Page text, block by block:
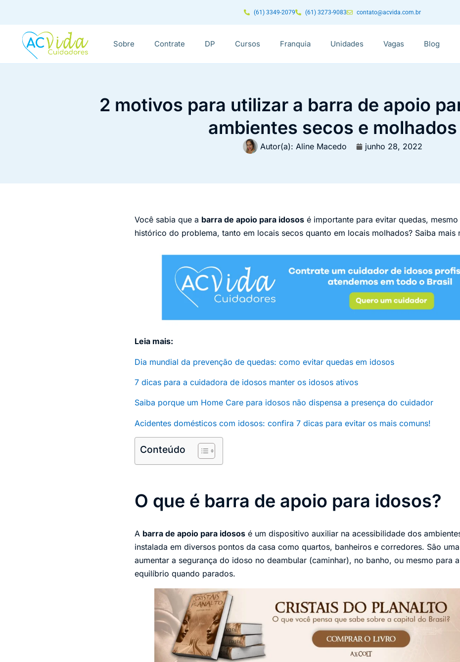
(61) 3349-2079 (61) 3273-9083 contato@acvida.com.br
Sobre Contrate DP Cursos Franquia Unidades Vagas Blog
2 motivos para utilizar a barra de apoio
ambientes secos e molhados
Autor(a): Aline Macedo junho 28, 2022
Você sabia que a barra de apoio para idosos é importante para evitar quedas,
histórico do problema, tanto em locais secos quanto em locais molhados? Saiba mais
Leia mais:
Dia mundial da prevenção de quedas: como evitar quedas em idosos
7 dicas para a cuidadora de idosos manter os idosos ativos
Saiba porque um Home Care para idosos não dispensa a presença do cuidador
Acidentes domésticos com idosos: confira 7 dicas para evitar os mais comuns!
Conteúdo
O que é barra de apoio para idosos?
A barra de apoio para idosos é um dispositivo auxiliar na acessibilidade dos
instalada em diversos pontos da casa como quartos, banheiros e corredores. São
aumentar a segurança do idoso no deambular (caminhar), no banho, ou mesmo para
equilíbrio quando parados.